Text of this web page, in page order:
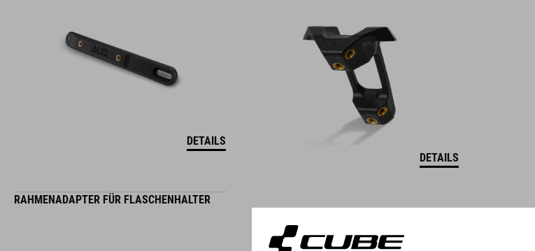
DETAILS
DETAILS
RAHMENADAPTER FÜR FLASCHENHALTER